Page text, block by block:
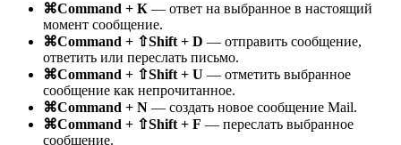
⌘Command + К — ответ на выбранное в настоящий
момент сообщение.
⌘Command + ⇧Shift + D — отправить сообщение,
ответить или переслать письмо.
⌘Command + ⇧Shift + U — отметить выбранное
сообщение как непрочитанное.
⌘Command + N — создать новое сообщение Mail.
⌘Command + ⇧Shift + F — переслать выбранное
сообщение.